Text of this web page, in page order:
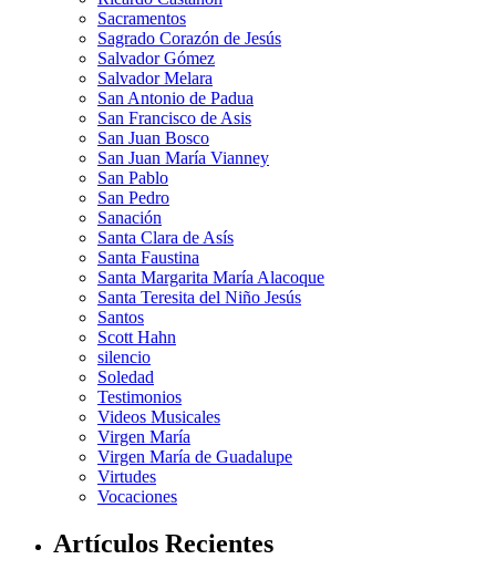
Sacramentos
Sagrado Corazón de Jesús
Salvador Gómez
Salvador Melara
San Antonio de Padua
San Francisco de Asis
San Juan Bosco
San Juan María Vianney
San Pablo
San Pedro
Sanación
Santa Clara de Asís
Santa Faustina
Santa Margarita María Alacoque
Santa Teresita del Niño Jesús
Santos
Scott Hahn
silencio
Soledad
Testimonios
Videos Musicales
Virgen María
Virgen María de Guadalupe
Virtudes
Vocaciones
Artículos Recientes